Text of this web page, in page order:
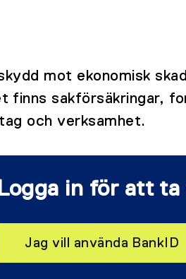
mot ekonomisk
finns sakförsäkringar,
och verksamhet.
in för att ta
Jag vill använda BankID